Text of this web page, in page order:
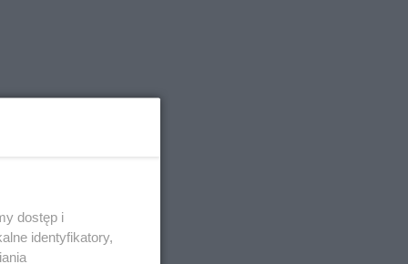
dostęp i
identyfikatory,